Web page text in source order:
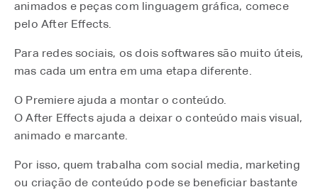
animados e peças com linguagem gráfica, comece
pelo After Effects.
Para redes sociais, os dois softwares são muito úteis,
mas cada um entra em uma etapa diferente.
O Premiere ajuda a montar o conteúdo.
O After Effects ajuda a deixar o conteúdo mais visual,
animado e marcante.
Por isso, quem trabalha com social media, marketing
ou criação de conteúdo pode se beneficiar bastante